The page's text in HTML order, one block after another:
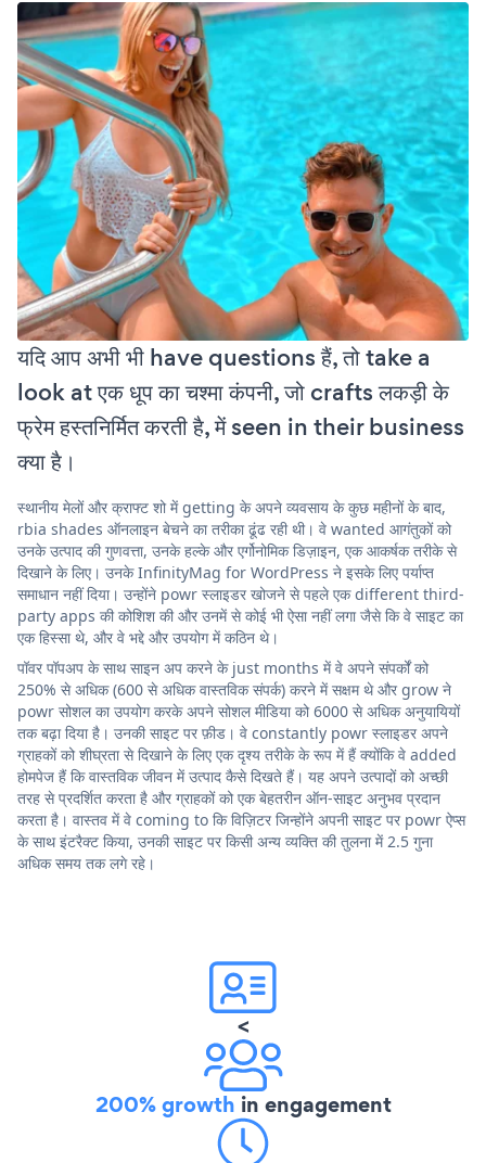
यदि आप अभी भी have questions हैं, तो take a
look at एक धूप का चश्मा कंपनी, जो crafts लकड़ी के
फ्रेम हस्तनिर्मित करती है, में seen in their business
क्या है।
स्थानीय मेलों और क्राफ्ट शो में getting के अपने व्यवसाय के कुछ महीनों के बाद,
rbia shades ऑनलाइन बेचने का तरीका ढूंढ रही थी। वे wanted आगंतुकों को
उनके उत्पाद की गुणवत्ता, उनके हल्के और एर्गोनोमिक डिज़ाइन, एक आकर्षक तरीके से
दिखाने के लिए। उनके InfinityMag for WordPress ने इसके लिए पर्याप्त
समाधान नहीं दिया। उन्होंने powr स्लाइडर खोजने से पहले एक different third-
party apps की कोशिश की और उनमें से कोई भी ऐसा नहीं लगा जैसे कि वे साइट का
एक हिस्सा थे, और वे भद्दे और उपयोग में कठिन थे।
पॉवर पॉपअप के साथ साइन अप करने के just months में वे अपने संपर्कों को
250% से अधिक (600 से अधिक वास्तविक संपर्क) करने में सक्षम थे और grow ने
powr सोशल का उपयोग करके अपने सोशल मीडिया को 6000 से अधिक अनुयायियों
तक बढ़ा दिया है। उनकी साइट पर फ़ीड। वे constantly powr स्लाइडर अपने
ग्राहकों को शीघ्रता से दिखाने के लिए एक दृश्य तरीके के रूप में हैं क्योंकि वे added
होमपेज हैं कि वास्तविक जीवन में उत्पाद कैसे दिखते हैं। यह अपने उत्पादों को अच्छी
तरह से प्रदर्शित करता है और ग्राहकों को एक बेहतरीन ऑन-साइट अनुभव प्रदान
करता है। वास्तव में वे coming to कि विज़िटर जिन्होंने अपनी साइट पर powr ऐप्स
के साथ इंटरैक्ट किया, उनकी साइट पर किसी अन्य व्यक्ति की तुलना में 2.5 गुना
अधिक समय तक लगे रहे।
<
200% growth in engagement